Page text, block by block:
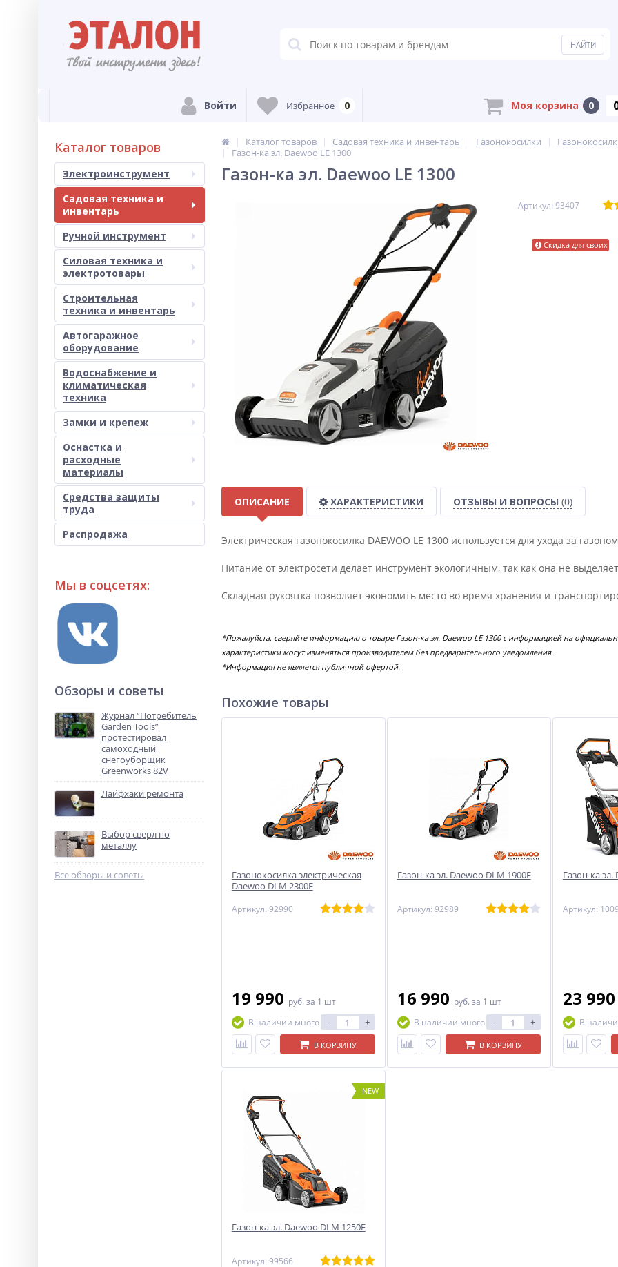
Войти Избранное 0 Моя корзина 0
Каталог товаров
Электроинструмент
Садовая техника и
инвентарь
Ручной инструмент
Силовая техника и
электротовары
Строительная
техника и инвентарь
Автогаражное
оборудование
Водоснабжение и
климатическая
техника
Замки и крепеж
Оснастка и
расходные
материалы
Средства защиты
труда
Распродажа
Мы в соцсетях:
Обзоры и советы
Журнал “Потребитель
Garden Tools”
протестировал
самоходный
снегоуборщик
Greenworks 82V
Лайфхаки ремонта
Выбор сверл по
металлу
Все обзоры и советы
Каталог товаров Садовая техника и инвентарь Газонокосилки
Газон-ка эл. Daewoo LE 1300
Газон-ка эл. Daewoo LE 1300
Артикул: 93407
Скидка для своих
ОПИСАНИЕ ХАРАКТЕРИСТИКИ ОТЗЫВЫ И ВОПРОСЫ (0)
Электрическая газонокосилка DAEWOO LE 1300 используется для ухода за
Питание от электросети делает инструмент экологичным, так как она не
Складная рукоятка позволяет экономить место во время хранения и
*Пожалуйста, сверяйте информацию о товаре Газон-ка эл. Daewoo LE 1300 с информацией на
характеристики могут изменяться производителем без предварительного уведомления.
*Информация не является публичной офертой.
Похожие товары
Газонокосилка электрическая
Daewoo DLM 2300E
Артикул: 92990
19 990 руб. за 1 шт
В наличии много
- +
В КОРЗИНУ
Газон-ка эл. Daewoo DLM 1900E
Артикул: 92989
16 990 руб. за 1 шт
В наличии много
- +
В КОРЗИНУ
Газон-ка эл.
Артикул:
23
В
NEW
Газон-ка эл. Daewoo DLM 1250E
Артикул: 99566